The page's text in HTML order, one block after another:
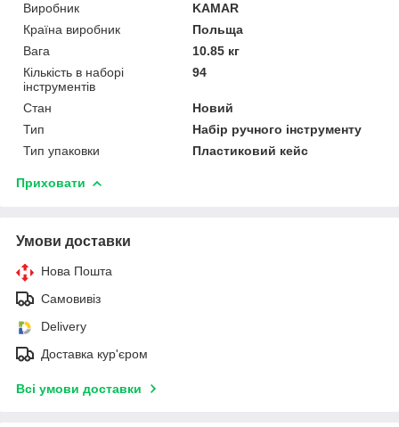
Виробник
KAMAR
Країна виробник
Польща
Вага
10.85 кг
Кількість в наборі
інструментів
94
Стан
Новий
Тип
Набір ручного інструменту
Тип упаковки
Пластиковий кейс
Приховати
Умови доставки
Нова Пошта
Самовивіз
Delivery
Доставка кур'єром
Всі умови доставки